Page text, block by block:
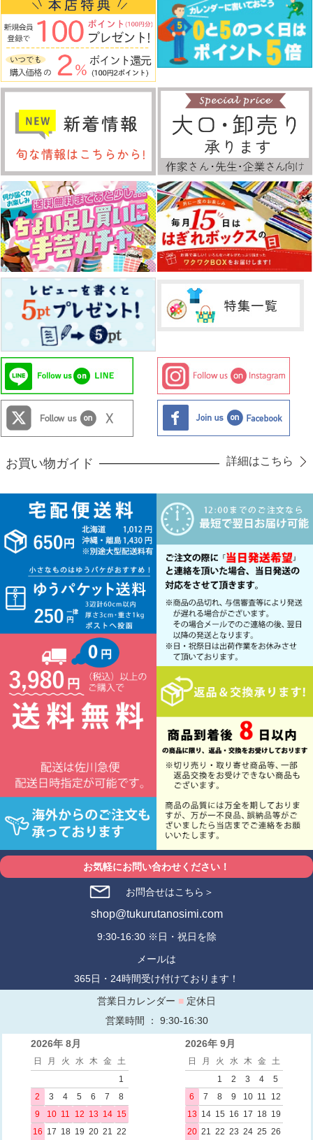
お買い物ガイド 詳細はこちら
お気軽にお問い合わせください！
お問合せはこちら＞
shop@tukurutanosimi.com
9:30-16:30 ※日・祝日を除
メールは
365日・24時間受け付けております！
営業日カレンダー ■ 定休日
営業時間 ： 9:30-16:30
2026年 8月
日 月 火 水 木 金
土
1
2
3 4 5 6 7
8
9
10 11 12 13 14 15
16 17 18 19 20 21 22
2026年 9月
日 月 火 水 木 金
土
1
2 3 4
5
6
7 8 9 10 11
12
13 14 15 16 17 18 19
20 21 22 23 24 25 26